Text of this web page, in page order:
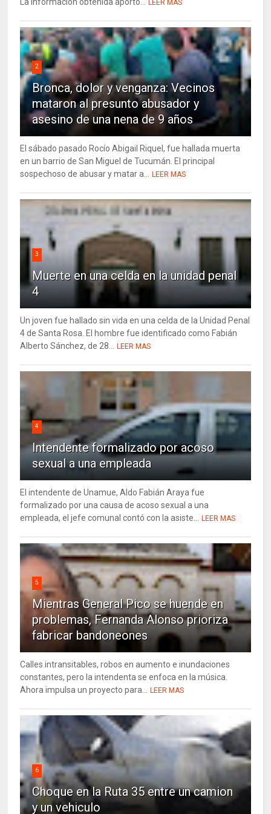
LEER MAS
2
Bronca, dolor y venganza: Vecinos
mataron al presunto abusador y
asesino de una nena de 9 años
El sábado pasado Rocío Abigail Riquel, fue hallada muerta
en un barrio de San Miguel de Tucumán. El principal
sospechoso de abusar y matar a...
LEER MAS
3
Muerte en una celda en la unidad penal
4
Un joven fue hallado sin vida en una celda de la Unidad Penal
4 de Santa Rosa. El hombre fue identificado como Fabián
Alberto Sánchez, de 28...
LEER MAS
4
Intendente formalizado por acoso
sexual a una empleada
El intendente de Unamue, Aldo Fabián Araya fue
formalizado por una causa de acoso sexual a una
empleada, el jefe comunal contó con la asiste...
LEER MAS
5
Mientras General Pico se huende en
problemas, Fernanda Alonso prioriza
fabricar bandoneones
Calles intransitables, robos en aumento e inundaciones
constantes, pero la intendenta se enfoca en la música.
Ahora impulsa un proyecto para...
LEER MAS
6
Choque en la Ruta 35 entre un camion
y un vehiculo